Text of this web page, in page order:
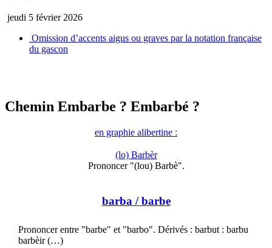
jeudi 5 février 2026
Omission d’accents aigus ou graves par la notation française
du gascon
Chemin Embarbe ? Embarbé ?
en graphie alibertine :
(lo) Barbèr
Prononcer "(lou) Barbè".
barba / barbe
Prononcer entre "barbe" et "barbo". Dérivés : barbut : barbu
barbèir (…)